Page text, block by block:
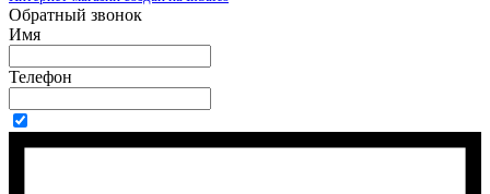
Обратный звонок
Имя
Телефон